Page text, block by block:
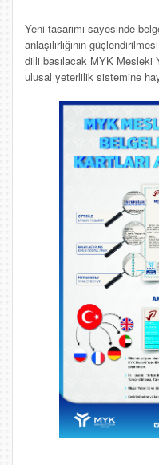
Yeni tasarımı sayesinde
anlaşılırlığının
dilli basılacak MYK Mesleki
ulusal yeterlilik sistemine